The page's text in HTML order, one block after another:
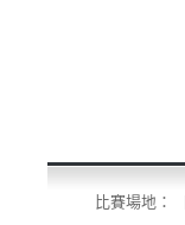
比賽場地：